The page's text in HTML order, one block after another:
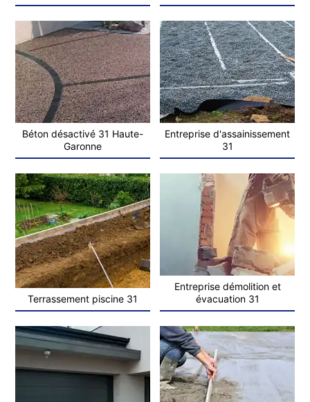
Béton désactivé 31 Haute-
Garonne
Entreprise d'assainissement
31
Terrassement piscine 31
Entreprise démolition et
évacuation 31